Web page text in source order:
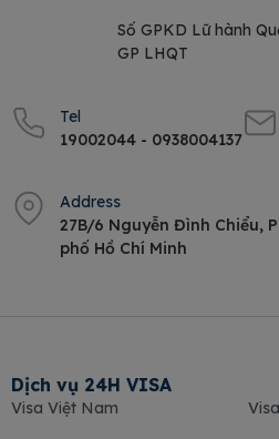
Số GPKD Lữ hành
GP LHQT
Tel
19002044 - 0938004137
Address
27B/6 Nguyễn Đình Chiểu,
phố Hồ Chí Minh
Dịch vụ 24H VISA
Visa Việt Nam